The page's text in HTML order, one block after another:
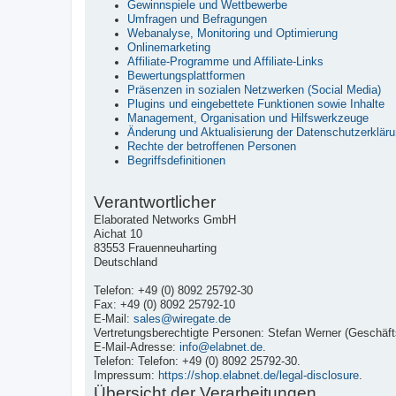
Gewinnspiele und Wettbewerbe
Umfragen und Befragungen
Webanalyse, Monitoring und Optimierung
Onlinemarketing
Affiliate-Programme und Affiliate-Links
Bewertungsplattformen
Präsenzen in sozialen Netzwerken (Social Media)
Plugins und eingebettete Funktionen sowie Inhalte
Management, Organisation und Hilfswerkzeuge
Änderung und Aktualisierung der
Rechte der betroffenen Personen
Begriffsdefinitionen
Verantwortlicher
Elaborated Networks GmbH
Aichat 10
83553 Frauenneuharting
Deutschland
Telefon: +49 (0) 8092 25792-30
Fax: +49 (0) 8092 25792-10
E-Mail: sales@wiregate.de
Vertretungsberechtigte Personen: Stefan Werner
E-Mail-Adresse: info@elabnet.de
Telefon: Telefon: +49 (0) 8092 25792-30.
Impressum: https://shop.elabnet.de/legal-disclosure